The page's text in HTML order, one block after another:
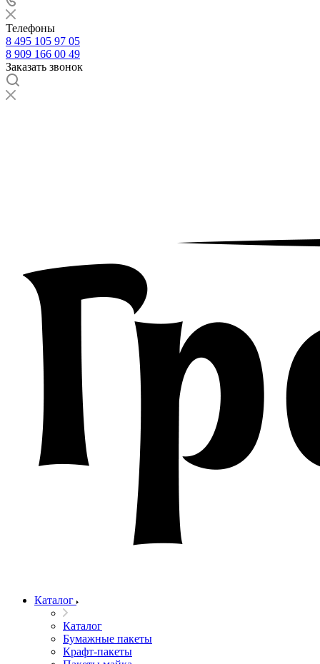
Телефоны
8 495 105 97 05
8 909 166 00 49
Заказать звонок
Каталог
Каталог
Бумажные пакеты
Крафт-пакеты